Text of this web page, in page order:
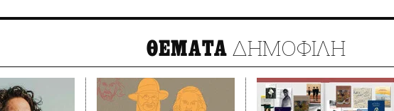
ΘΕΜΑΤΑ ΔΗΜΟΦΙΛΗ